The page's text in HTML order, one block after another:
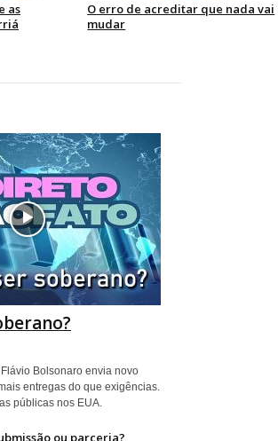
as
O erro de acreditar que nada vai
mudar
Bolsonaro envia novo
entregas do que exigências.
públicas nos EUA.
ou parceria?